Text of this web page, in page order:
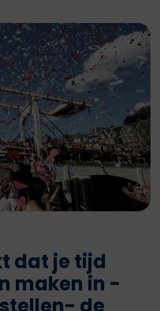
dat je tijd
maken in -